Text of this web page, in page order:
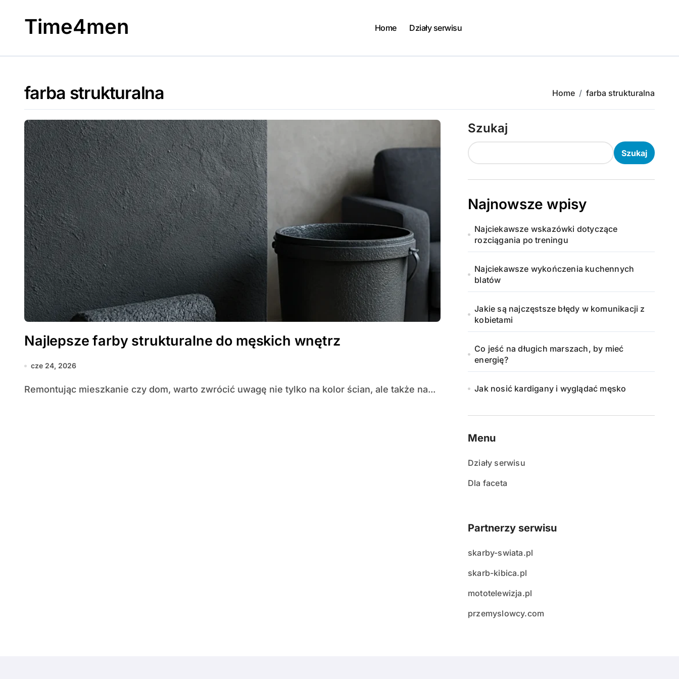
Time4men Home Działy serwisu
farba strukturalna Home farba strukturalna
Najlepsze farby strukturalne do męskich wnętrz
cze 24, 2026
Remontując mieszkanie czy dom, warto zwrócić uwagę nie tylko na kolor ścian, ale także na...
Szukaj
Szukaj
Najnowsze wpisy
Najciekawsze wskazówki dotyczące
rozciągania po treningu
Najciekawsze wykończenia kuchennych
blatów
Jakie są najczęstsze błędy w komunikacji z
kobietami
Co jeść na długich marszach, by mieć
energię?
Jak nosić kardigany i wyglądać męsko
Menu
Działy serwisu
Dla faceta
Partnerzy serwisu
skarby-swiata.pl
skarb-kibica.pl
mototelewizja.pl
przemyslowcy.com